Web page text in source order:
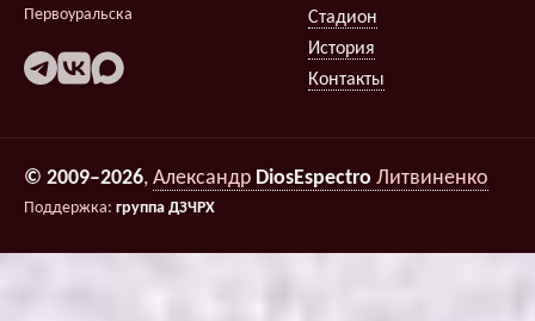
Первоуральска
Стадион
История
Контакты
© 2009–2026, Александр DiosEspectro Литвиненко
Поддержка: группа ДЗЧРХ